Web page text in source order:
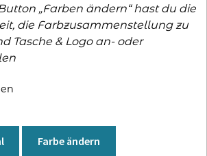
„Farben ändern“ hast du die
die Farbzusammenstellung zu
Tasche & Logo an- oder
Farbe ändern